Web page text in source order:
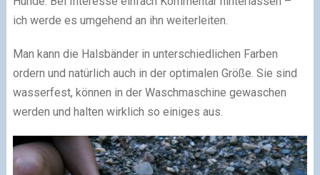
ich werde es umgehend an ihn weiterleiten.
Man kann die Halsbänder in unterschiedlichen Farben
ordern und natürlich auch in der optimalen Größe. Sie sind
wasserfest, können in der Waschmaschine gewaschen
werden und halten wirklich so einiges aus.